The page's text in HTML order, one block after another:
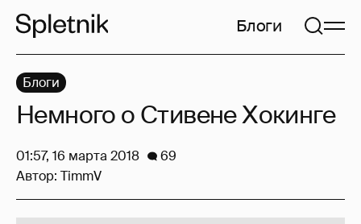
Блоги
Блоги
Немного о Стивене Хокинге
01:57, 16 марта 2018
69
Автор: TimmV